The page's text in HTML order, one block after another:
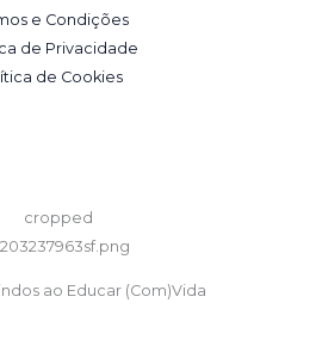
e Condições
de Privacidade
de Cookies
ao Educar (Com)Vida